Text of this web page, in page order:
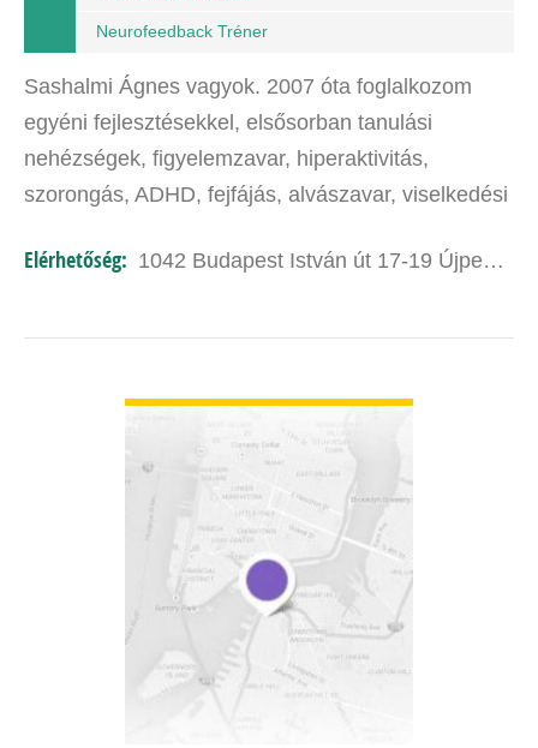
Neurofeedback Tréner
Sashalmi Ágnes vagyok. 2007 óta foglalkozom
egyéni fejlesztésekkel, elsősorban tanulási
nehézségek, figyelemzavar, hiperaktivitás,
szorongás, ADHD, fejfájás, alvászavar, viselkedési
eléréséhez ( felvételi,…
Elérhetőség: 1042 Budapest István út 17-19 Újpesti Ifjúsági Központ